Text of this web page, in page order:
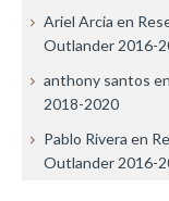
Ariel Arcia en
Outlander 2016-
anthony santos en
2018-2020
Pablo Rivera en
Outlander 2016-